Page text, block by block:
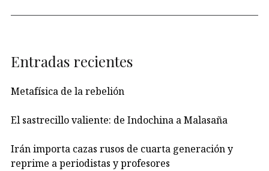
Entradas recientes
Metafísica de la rebelión
El sastrecillo valiente: de Indochina a Malasaña
Irán importa cazas rusos de cuarta generación y
reprime a periodistas y profesores